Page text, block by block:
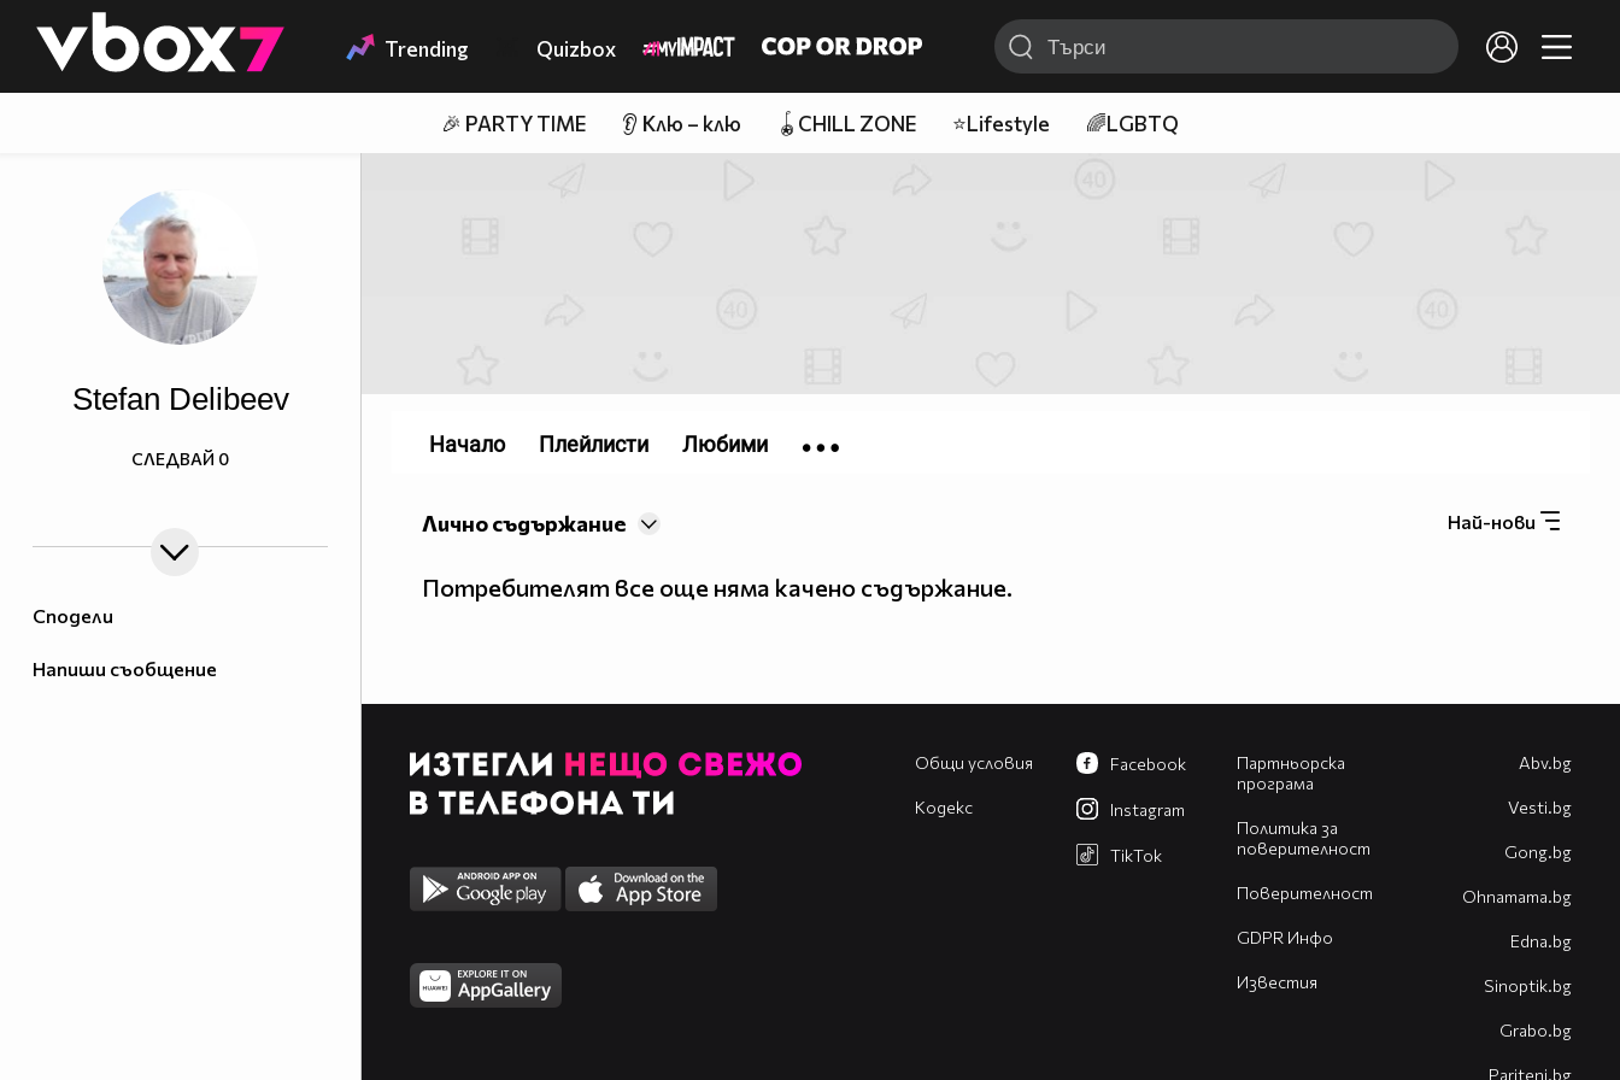
👾 Trending Quizbox
🎉 PARTY TIME 👂 Клю – клю 🪀CHILL ZONE ⭐Lifestyle 🌈LGBTQ
Сподели
Напиши съобщение
Stefan Delibeev
СЛЕДВАЙ 0
Най-нови
Лично съдържание
Потребителят все още няма качено съдържание.
Начало Плейлисти Любими
Общи условия
Кодекс
Партньорска
програма
Политика за
поверителност
Поверителност
GDPR Инфо
Известия
Facebook
Instagram
TikTok
Abv.bg
Vesti.bg
Gong.bg
Оhnamama.bg
Edna.bg
Sinoptik.bg
Grabo.bg
Pariteni.bg